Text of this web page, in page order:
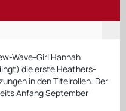
Wave-Girl Hannah
die erste Heathers-
in den Titelrollen. Der
Anfang September